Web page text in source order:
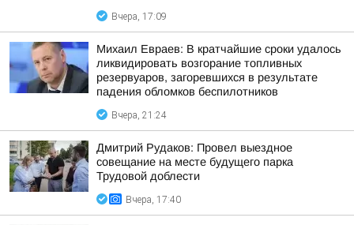
Вчера, 17:09
Михаил Евраев: В кратчайшие сроки удалось
ликвидировать возгорание топливных
резервуаров, загоревшихся в результате
падения обломков беспилотников
Вчера, 21:24
Дмитрий Рудаков: Провел выездное
совещание на месте будущего парка
Трудовой доблести
Вчера, 17:40